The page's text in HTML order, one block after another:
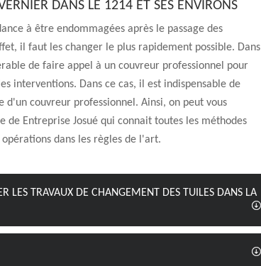
DANS LE 1214 ET SES ENVIRONS
à être endommagées après le passage des
il faut les changer le plus rapidement possible. Dans
de faire appel à un couvreur professionnel pour
interventions. Dans ce cas, il est indispensable de
d'un couvreur professionnel. Ainsi, on peut vous
de Entreprise Josué qui connait toutes les méthodes
dans les règles de l'art.
LES TRAVAUX DE CHANGEMENT DES TUILES DANS LA